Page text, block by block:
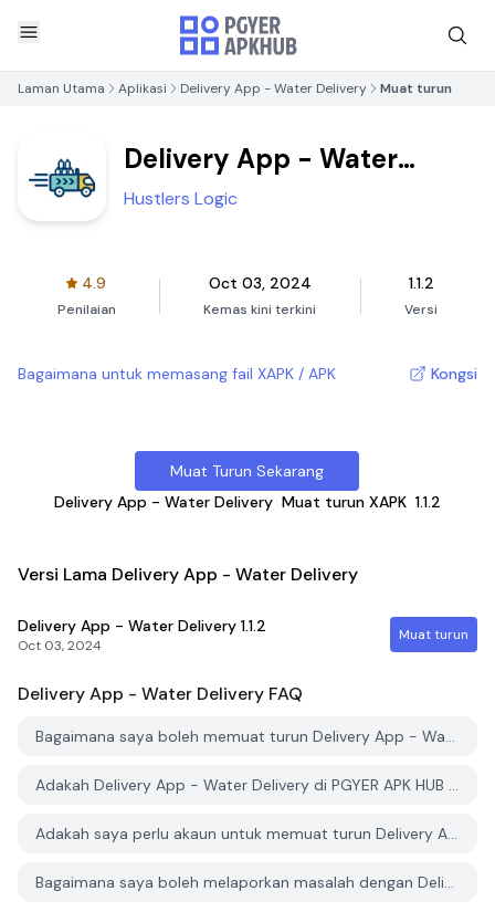
Laman Utama Aplikasi Delivery App - Water Delivery Muat turun
Delivery App - Water
Delivery
Hustlers Logic
4.9
Penilaian
Oct 03, 2024
Kemas kini terkini
1.1.2
Versi
Bagaimana untuk memasang fail XAPK / APK Kongsi
Muat Turun Sekarang
Delivery App - Water Delivery Muat turun XAPK 1.1.2
Versi Lama Delivery App - Water Delivery
Delivery App - Water Delivery 1.1.2
Oct 03, 2024
Muat turun
Delivery App - Water Delivery FAQ
Bagaimana saya boleh memuat turun Delivery App - Water Delivery dari PGYER APK HUB?
Adakah Delivery App - Water Delivery di PGYER APK HUB percuma untuk dimuat turun?
Adakah saya perlu akaun untuk memuat turun Delivery App - Water Delivery dari PGYER APK HUB?
Bagaimana saya boleh melaporkan masalah dengan Delivery App - Water Delivery di PGYER APK HUB?